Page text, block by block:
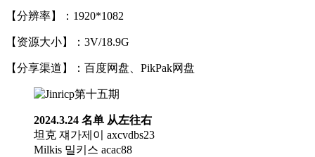
【分辨率】：1920*1082
【资源大小】：3V/18.9G
【分享渠道】：百度网盘、PikPak网盘
2024.3.24 名单 从左往右
坦克 쟤가제이 axcvdbs23
Milkis 밀키스 acac88